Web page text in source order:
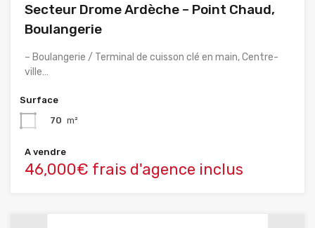
Secteur Drome Ardèche – Point Chaud,
Boulangerie
– Boulangerie / Terminal de cuisson clé en main, Centre-
ville…
Surface
70 m²
A vendre
46,000€ frais d'agence inclus